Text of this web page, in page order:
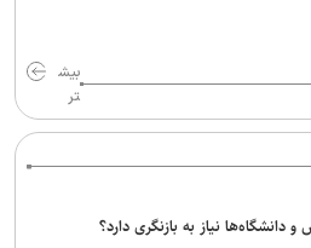
بیش
تر
نیاز به بازنگری دارد؟